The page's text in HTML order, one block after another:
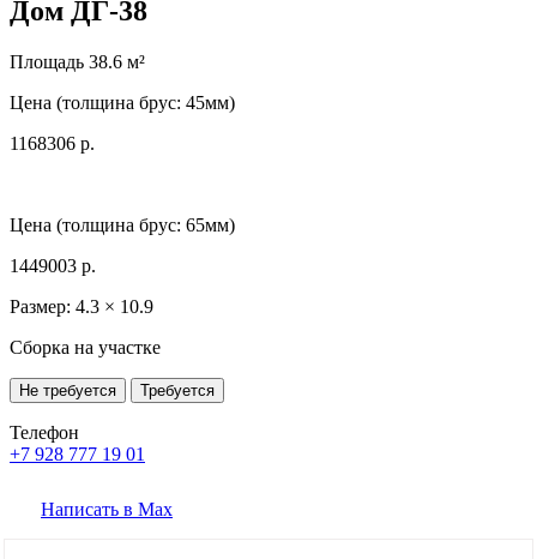
Дом ДГ-38
Площадь 38.6 м²
Цена (толщина брус: 45мм)
1168306 р.
Цена (толщина брус: 65мм)
1449003 р.
Размер: 4.3 × 10.9
Сборка на участке
Не требуется Требуется
Телефон
+7 928 777 19 01
Написать в Max